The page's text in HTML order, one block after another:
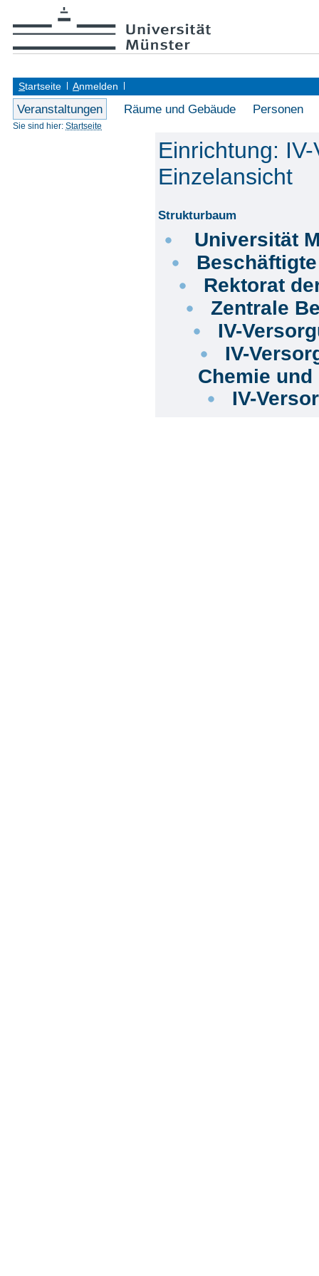
Startseite Anmelden
Veranstaltungen Räume und Gebäude Personen
Sie sind hier: Startseite
Einrichtung:
Einzelansicht
Strukturbaum
Universität
Beschäftigte
Rektorat
Zentrale
IV-
IV-
Chemie
IV-